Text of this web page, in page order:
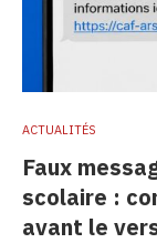
ACTUALITÉS
Faux
scolaire :
avant le